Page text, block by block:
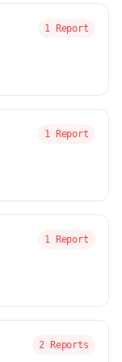
1 Report
1 Report
1 Report
2 Reports